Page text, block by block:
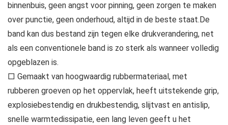
binnenbuis, geen angst voor pinning, geen zorgen te maken
over punctie, geen onderhoud, altijd in de beste staat.De
band kan dus bestand zijn tegen elke drukverandering, net
als een conventionele band is zo sterk als wanneer volledig
opgeblazen is.
□ Gemaakt van hoogwaardig rubbermateriaal, met
rubberen groeven op het oppervlak, heeft uitstekende grip,
explosiebestendig en drukbestendig, slijtvast en antislip,
snelle warmtedissipatie, een lang leven geeft u het